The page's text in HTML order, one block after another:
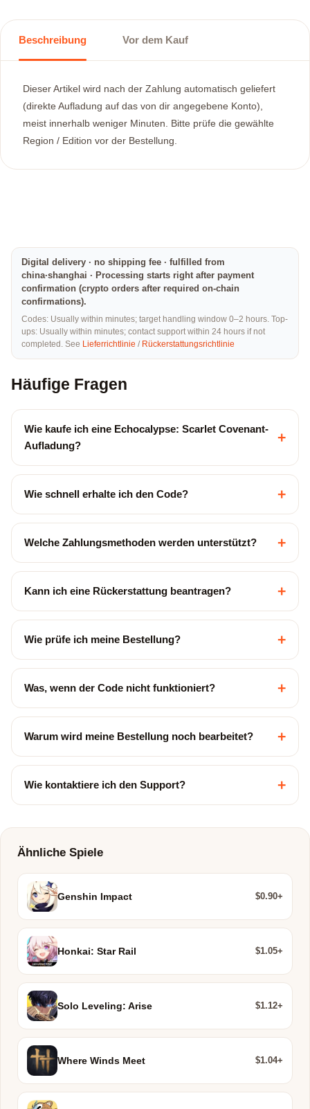
Beschreibung Vor dem Kauf
Dieser Artikel wird nach der Zahlung automatisch geliefert
(direkte Aufladung auf das von dir angegebene Konto),
meist innerhalb weniger Minuten. Bitte prüfe die gewählte
Region / Edition vor der Bestellung.
Digital delivery · no shipping fee · fulfilled from
china·shanghai · Processing starts right after payment
confirmation (crypto orders after required on-chain
confirmations).
Codes: Usually within minutes; target handling window 0–2 hours. Top-
ups: Usually within minutes; contact support within 24 hours if not
completed. See Lieferrichtlinie / Rückerstattungsrichtlinie
Häufige Fragen
Wie kaufe ich eine Echocalypse: Scarlet Covenant-
Aufladung?
+
Wie schnell erhalte ich den Code? +
Welche Zahlungsmethoden werden unterstützt? +
Kann ich eine Rückerstattung beantragen? +
Wie prüfe ich meine Bestellung? +
Was, wenn der Code nicht funktioniert? +
Warum wird meine Bestellung noch bearbeitet? +
Wie kontaktiere ich den Support? +
Ähnliche Spiele
Genshin Impact $0.90+
Honkai: Star Rail $1.05+
Solo Leveling: Arise $1.12+
Where Winds Meet $1.04+